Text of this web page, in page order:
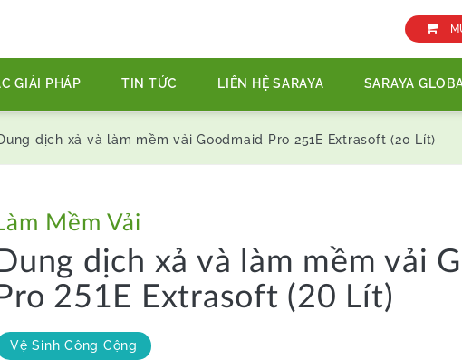
GIẢI PHÁP TIN TỨC LIÊN HỆ SARAYA SARAYA
dịch xả và làm mềm vải Goodmaid Pro 251E Extrasoft (20 Lít)
Mềm Vải
Dung dịch xả và làm mềm vải
Pro 251E Extrasoft (20 Lít)
Vệ Sinh Công Cộng